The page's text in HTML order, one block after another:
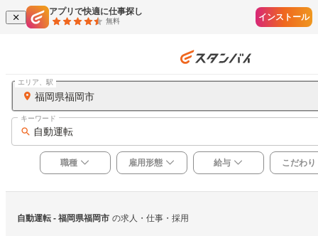
アプリで快適に仕事探し
無料 インストール
福岡県福岡市
エリア、駅
自動運転
キーワード
職種 雇用形態 給与 こだわり
自動運転 - 福岡県福岡市 の求人・仕事・採用